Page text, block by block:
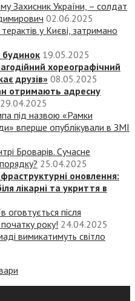
Захисник України, – солдат
02.06.2025
у Києві, затримано
будинок 19.05.2025
хореографічний
друзів» 08.05.2025
отримають адресну
29.04.2025
під назвою «‎Рамки
вперше опублікували в ЗМІ
Броварів. Сучасне
25.04.2025
оновлення:
лікарні та укриття в
оговтується після
року! 24.04.2025
вимикатимуть світло